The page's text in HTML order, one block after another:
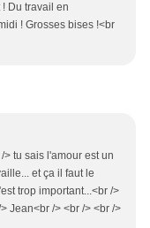
Du travail en
! Grosses bises !<br
> tu sais l'amour est un
et ça il faut le
trop important...<br />
Jean<br /> <br /> <br />